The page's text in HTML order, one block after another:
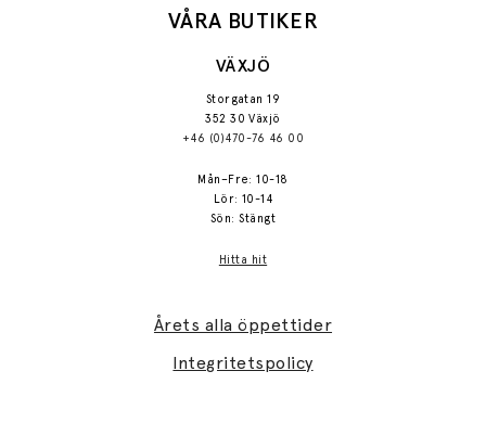
VÅRA BUTIKER
VÄXJÖ
Storgatan 19
352 30 Växjö
+46 (0)470-76 46 00
Mån–Fre: 10-18
Lör: 10-14
Sön: Stängt
Hitta hit
Årets alla öppettider
Integritetspolicy